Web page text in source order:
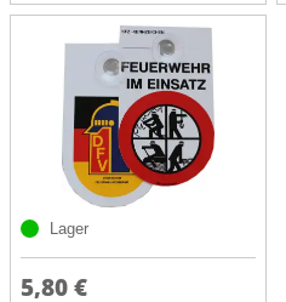
Lager
5,80 €